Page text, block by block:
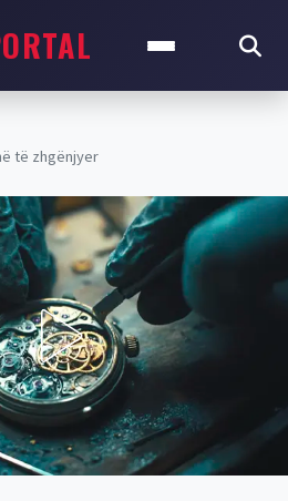
të zhgënjyer